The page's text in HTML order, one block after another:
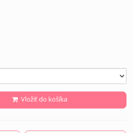
Vložiť do košíka